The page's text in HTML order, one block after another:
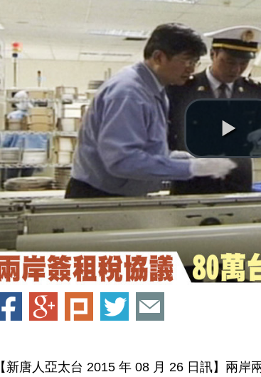
【新唐人亞太台 2015 年 08 月 26 日訊】兩岸